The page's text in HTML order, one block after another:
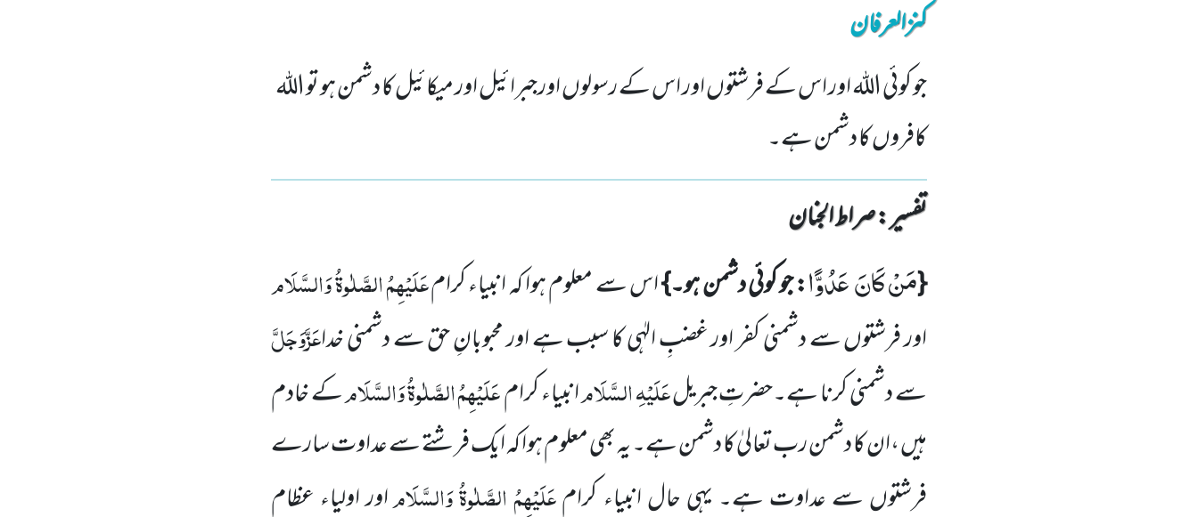
کنزالعرفان
جو کوئی اللہ اور اس کے فرشتوں اور اس کے رسولوں اورجبرائیل اور میکائیل کا دشمن ہو تو اللہ
کافروں کا دشمن ہے۔
تفسیر : ‎صراط الجنان
{مَنْ كَانَ عَدُوًّا: جو کوئی دشمن ہو۔}اس سے معلوم ہوا کہ انبیاء کرامعَلَیْہِمُ الصَّلٰوۃُ وَالسَّلَام
اور فرشتوں سے دشمنی کفر اور غضبِ الہٰی کا سبب ہے اور محبوبانِ حق سے دشمنی خداعَزَّوَجَلَّ
سے دشمنی کرنا ہے۔حضرتِ جبریلعَلَیْہِ السَّلَامانبیاء کرامعَلَیْہِمُ الصَّلٰوۃُ وَالسَّلَامکے خادم
ہیں ،ان کا دشمن رب تعالیٰ کا دشمن ہے۔ یہ بھی معلوم ہوا کہ ایک فرشتے سے عداوت سارے
فرشتوں سے عداوت ہے۔ یہی حال انبیاء کرامعَلَیْہِمُ الصَّلٰوۃُ وَالسَّلَاماور اولیاء عظام